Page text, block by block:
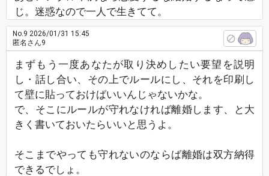
じ。迷惑なので一人で生きてて。
No.9 2026/01/31 15:45
匿名さん9
まずもう一度あなたが取り決めしたい要望を説明
し・話し合い、その上でルールにし、それを印刷し
て壁に貼っておけばいいんじゃないかな。
で、そこにルールが守れなければ離婚します、と大
きく書いておいたらいいと思うよ。
そこまでやっても守れないのならば離婚は双方納得
できるでしょ。